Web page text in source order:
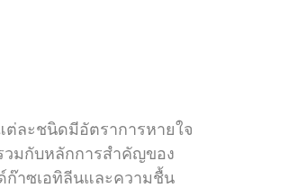
ต่ละชนิดมีอัตราการหายใจ
มกับหลักการสำคัญของ
ก๊าซเอทิลีนและความชื้น